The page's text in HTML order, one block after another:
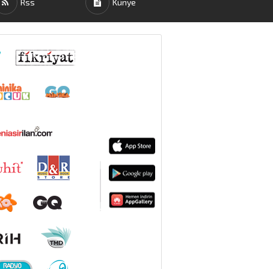
Rss Künye